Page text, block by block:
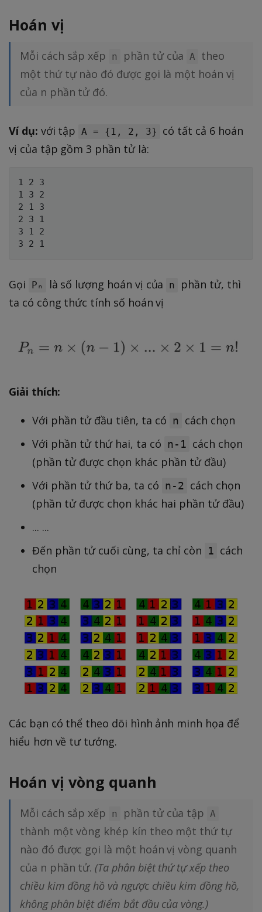
Hoán vị
Mỗi cách sắp xếp n phần tử của A
theo
một thứ tự nào đó được gọi là một hoán vị
của n phần tử đó.
Ví dụ: với tập A = {1, 2, 3}
có tất cả 6 hoán
vị của tập gồm 3 phần tử là:
1 2 3
1 3 2
2 1 3
2 3 1
3 1 2
Gọi Pₙ là số lượng hoán vị của n
phần tử, thì
ta có công thức tính số hoán vị
Giải thích:
Với phần tử đầu tiên, ta có n cách chọn
Với phần tử thứ hai, ta có n-1 cách chọn
(phần tử được chọn khác phần tử đầu)
Với phần tử thứ ba, ta có n-2 cách chọn
(phần tử được chọn khác hai phần tử đầu)
... ...
Đến phần tử cuối cùng, ta chỉ còn
1 cách
chọn
Các bạn có thể theo dõi hình ảnh minh họa để
hiểu hơn về tư tưởng.
Hoán vị vòng quanh
Mỗi cách sắp xếp n phần tử của tập A
thành một vòng khép kín theo một thứ tự
nào đó được gọi là một hoán vị vòng quanh
của n phần tử. (Ta phân biệt thứ tự xếp theo
chiều kim đồng hồ và ngược chiều kim đồng hồ,
không phân biệt điểm bắt đầu của vòng.)